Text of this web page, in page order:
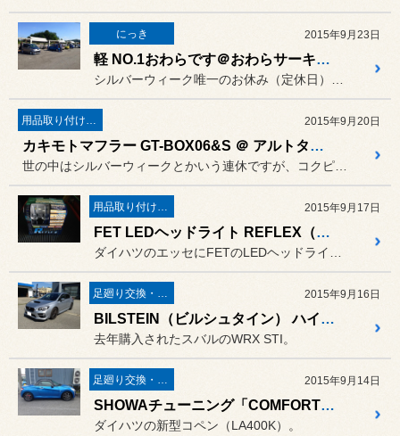
にっき 2015年9月23日
軽 NO.1おわらです＠おわらサーキット
シルバーウィーク唯一のお休み（定休日）の昨日、久しぶりにおわらサー...
用品取り付け作業 2015年9月20日
カキモトマフラー GT-BOX06&S ＠ アルトターボRS（HA36S）
世の中はシルバーウィークとかいう連休ですが、コクピット魚津は休まず...
用品取り付け作業 2015年9月17日
FET LEDヘッドライト REFLEX（リフレクス）＠エッセ（L235S）
ダイハツのエッセにFETのLEDヘッドライト REFLEX（リフレ...
足廻り交換・４輪アライメント調整 2015年9月16日
BILSTEIN（ビルシュタイン） ハイパフォーマンスショックB16＠WRX STI（VAB）
去年購入されたスバルのWRX STI。
足廻り交換・４輪アライメント調整 2015年9月14日
SHOWAチューニング「COMFORT」＠コペン（LA400K）
ダイハツの新型コペン（LA400K）。